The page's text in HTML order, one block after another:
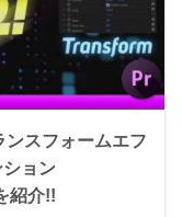
ンスフォームエフ
ョン
紹介!!